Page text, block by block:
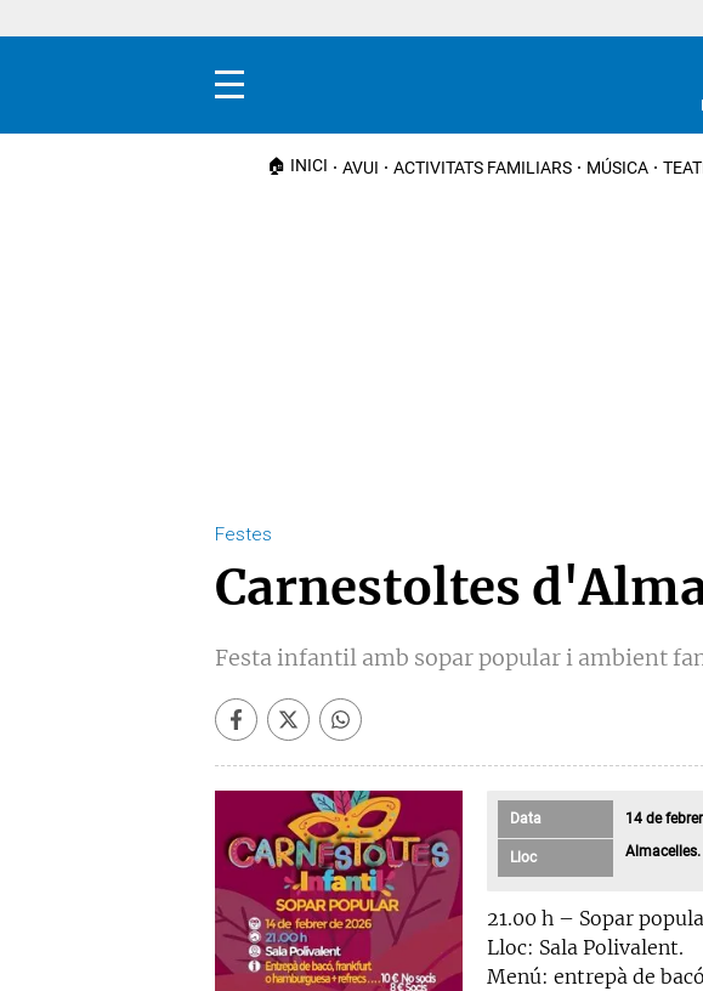
Menú
🏠 INICI AVUI ACTIVITATS FAMILIARS MÚSICA
Festes
Carnestoltes
Festa infantil amb sopar popular i ambient
Data 14 de
Lloc Almacelles.
21.00 h – Sopar
Lloc: Sala Polivalent.
Menú: entrepà de